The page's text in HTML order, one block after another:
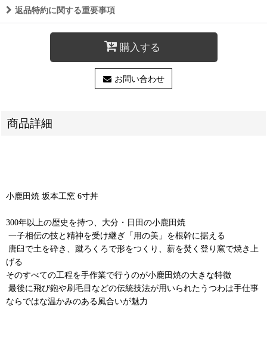
返品特約に関する重要事項
購入する
お問い合わせ
商品詳細
小鹿田焼 坂本工窯 6寸丼
300年以上の歴史を持つ、大分・日田の小鹿田焼
⁡ 一子相伝の技と精神を受け継ぎ「用の美」を根幹に据える
⁡ 唐臼で土を砕き、蹴ろくろで形をつくり、薪を焚く登り窯で焼き上
げる
そのすべての工程を手作業で行うのが小鹿田焼の大きな特徴
⁡ 最後に飛び鉋や刷毛目などの伝統技法が用いられたうつわは手仕事
ならではな温かみのある風合いが魅力 ⁡ ⁡